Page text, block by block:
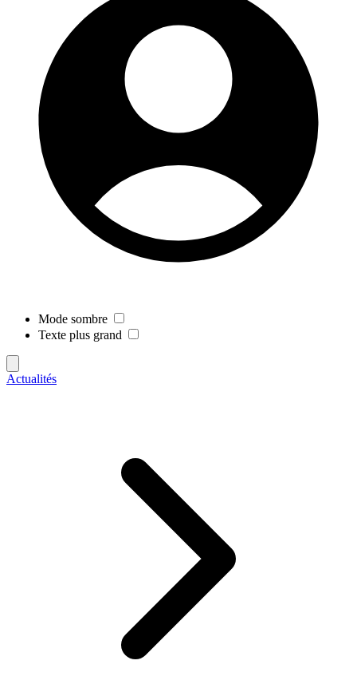
Mode sombre
Texte plus grand
Actualités